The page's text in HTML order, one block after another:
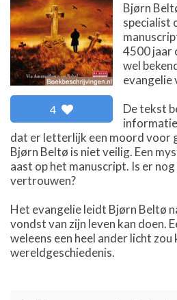
4
Bjørn
specialist
4500 jaar
wel
evangelie
De tekst
dat er letterlijk een moord voor
Bjørn Beltø is niet veilig. Een
aast op het manuscript. Is er
vertrouwen?
Het evangelie leidt Bjørn Beltø
vondst van zijn leven kan doen.
weleens een heel ander licht zou
wereldgeschiedenis.